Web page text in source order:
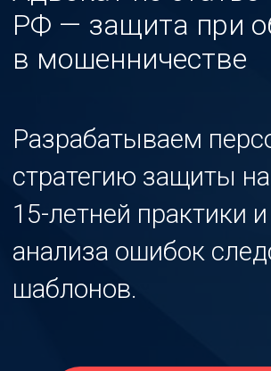
Разрабатываем персональную
стратегию защиты на основе
анализа ошибок следствия. Без
шаблонов.
БЕСПЛАТНЫЙ АНАЛИЗ ДЕЛА
СРОЧНАЯ КОНСУЛЬТАЦИЯ